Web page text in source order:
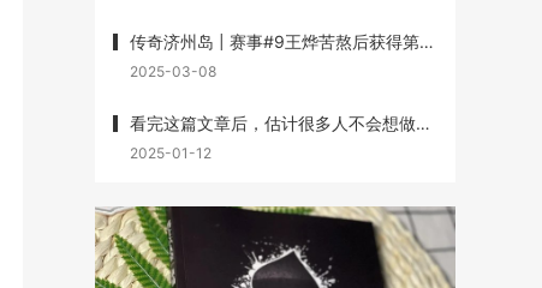
传奇济州岛 | 赛事#9王烨苦熬后获得第3名，丁彪第7名，赛事#10杨崇贤获第3名
2025-03-08
看完这篇文章后，估计很多人不会想做牌手了
2025-01-12